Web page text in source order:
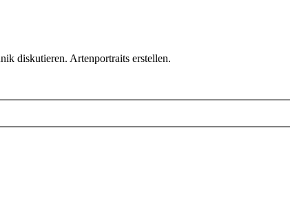
diskutieren. Artenportraits erstellen.